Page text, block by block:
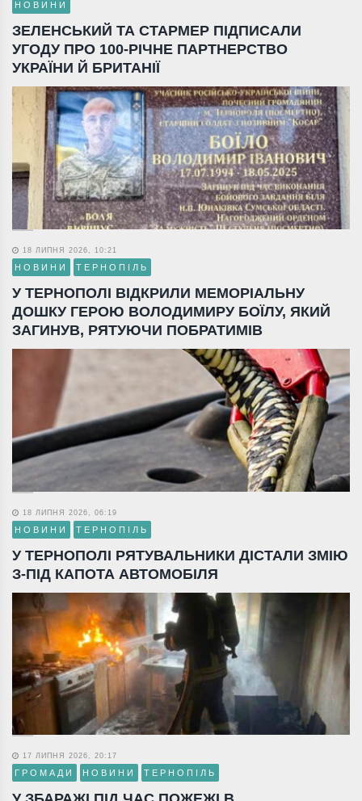
НОВИНИ
ЗЕЛЕНСЬКИЙ ТА СТАРМЕР ПІДПИСАЛИ
УГОДУ ПРО 100-РІЧНЕ ПАРТНЕРСТВО
УКРАЇНИ Й БРИТАНІЇ
18 ЛИПНЯ 2026, 10:21
НОВИНИ ТЕРНОПІЛЬ
У ТЕРНОПОЛІ ВІДКРИЛИ МЕМОРІАЛЬНУ
ДОШКУ ГЕРОЮ ВОЛОДИМИРУ БОЇЛУ, ЯКИЙ
ЗАГИНУВ, РЯТУЮЧИ ПОБРАТИМІВ
18 ЛИПНЯ 2026, 06:19
НОВИНИ ТЕРНОПІЛЬ
У ТЕРНОПОЛІ РЯТУВАЛЬНИКИ ДІСТАЛИ ЗМІЮ
З-ПІД КАПОТА АВТОМОБІЛЯ
17 ЛИПНЯ 2026, 20:17
ГРОМАДИ НОВИНИ ТЕРНОПІЛЬ